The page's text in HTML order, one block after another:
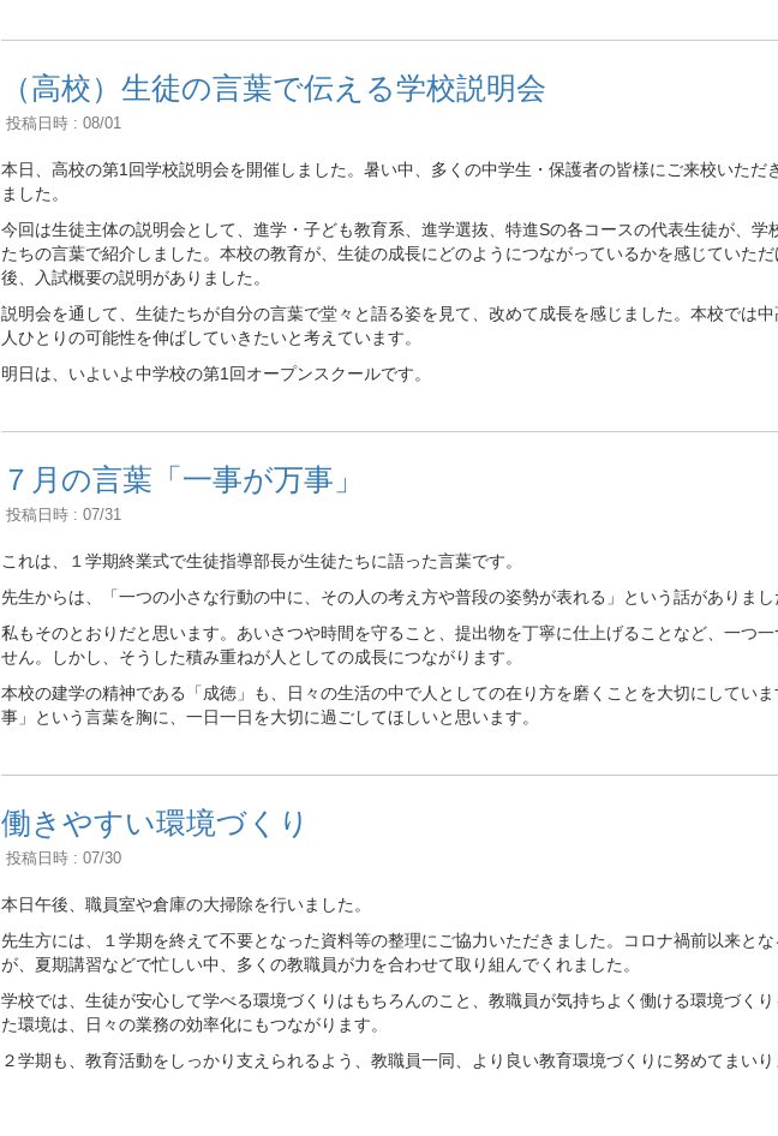
（高校）生徒の言葉で伝える学校説明会
投稿日時 : 08/01
本日、高校の第1回学校説明会を開催しました。暑い中、多くの中学生・保護者の皆様にご来校いただ
ました。
今回は生徒主体の説明会として、進学・子ども教育系、進学選抜、特進Sの各コースの代表生徒が、学
たちの言葉で紹介しました。本校の教育が、生徒の成長にどのようにつながっているかを感じていた
後、入試概要の説明がありました。
説明会を通して、生徒たちが自分の言葉で堂々と語る姿を見て、改めて成長を感じました。本校では
人ひとりの可能性を伸ばしていきたいと考えています。
明日は、いよいよ中学校の第1回オープンスクールです。
７月の言葉「一事が万事」
投稿日時 : 07/31
これは、１学期終業式で生徒指導部長が生徒たちに語った言葉です。
先生からは、「一つの小さな行動の中に、その人の考え方や普段の姿勢が表れる」という話がありまし
私もそのとおりだと思います。あいさつや時間を守ること、提出物を丁寧に仕上げることなど、一つ
せん。しかし、そうした積み重ねが人としての成長につながります。
本校の建学の精神である「成徳」も、日々の生活の中で人としての在り方を磨くことを大切にしてい
事」という言葉を胸に、一日一日を大切に過ごしてほしいと思います。
働きやすい環境づくり
投稿日時 : 07/30
本日午後、職員室や倉庫の大掃除を行いました。
先生方には、１学期を終えて不要となった資料等の整理にご協力いただきました。コロナ禍前以来と
が、夏期講習などで忙しい中、多くの教職員が力を合わせて取り組んでくれました。
学校では、生徒が安心して学べる環境づくりはもちろんのこと、教職員が気持ちよく働ける環境づく
た環境は、日々の業務の効率化にもつながります。
２学期も、教育活動をしっかり支えられるよう、教職員一同、より良い教育環境づくりに努めてまいり